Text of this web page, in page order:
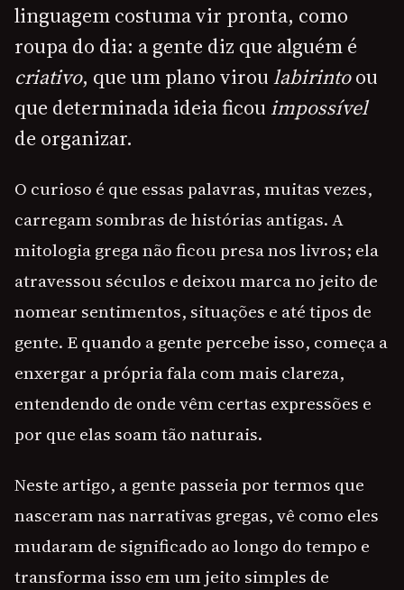
linguagem costuma vir pronta, como
roupa do dia: a gente diz que alguém é
criativo, que um plano virou labirintoou
que determinada ideia ficou impossível
de organizar.
O curioso é que essas palavras, muitas vezes,
carregam sombras de histórias antigas. A
mitologia grega não ficou presa nos livros; ela
atravessou séculos e deixou marca no jeito de
nomear sentimentos, situações e até tipos de
gente. E quando a gente percebe isso, começa a
enxergar a própria fala com mais clareza,
entendendo de onde vêm certas expressões e
por que elas soam tão naturais.
Neste artigo, a gente passeia por termos que
nasceram nas narrativas gregas, vê como eles
mudaram de significado ao longo do tempo e
transforma isso em um jeito simples de